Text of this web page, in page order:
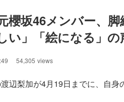
櫻坂46メンバー、
い」「絵になる」の
54,305 views
辺梨加が4月19日までに、自